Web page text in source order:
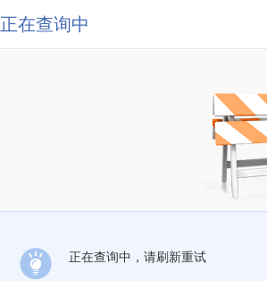
正在查询中
正在查询中，请刷新重试